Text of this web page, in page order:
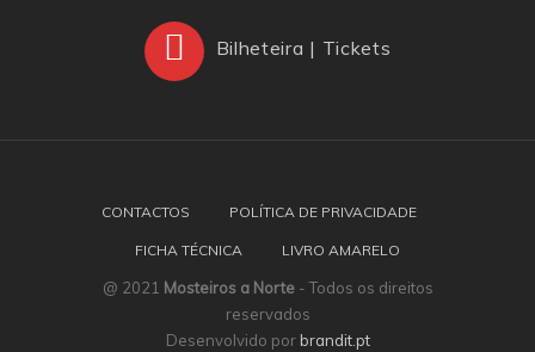
Bilheteira | Tickets
CONTACTOS POLÍTICA DE PRIVACIDADE
FICHA TÉCNICA LIVRO AMARELO
@ 2021 Mosteiros a Norte- Todos os direitos
reservados
Desenvolvido por brandit.pt